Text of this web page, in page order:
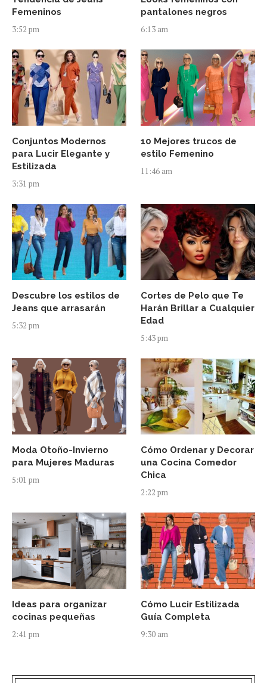
Femeninos
3:52 pm
pantalones negros
6:13 am
Conjuntos Modernos
para Lucir Elegante y
Estilizada
3:31 pm
10 Mejores trucos de
estilo Femenino
11:46 am
Descubre los estilos de
Jeans que arrasarán
5:32 pm
Cortes de Pelo que Te
Harán Brillar a Cualquier
Edad
5:43 pm
Moda Otoño-Invierno
para Mujeres Maduras
5:01 pm
Cómo Ordenar y Decorar
una Cocina Comedor
Chica
2:22 pm
Ideas para organizar
cocinas pequeñas
2:41 pm
Cómo Lucir Estilizada
Guía Completa
9:30 am